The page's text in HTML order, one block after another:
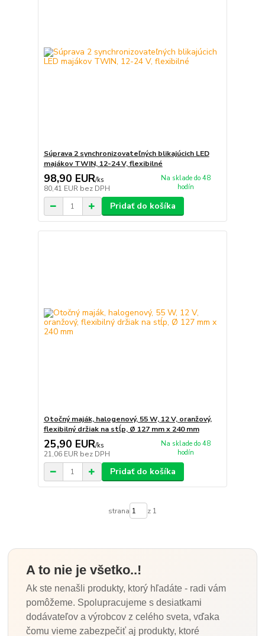
Súprava 2 synchronizovateľných blikajúcich LED
majákov TWIN, 12-24 V, flexibilné
98,90 EUR/ks
80,41 EUR bez DPH
Na sklade do 48
hodín
Pridať do košíka
Otočný maják, halogenový, 55 W, 12 V, oranžový,
flexibilný držiak na stĺp, Ø 127 mm x 240 mm
25,90 EUR/ks
21,06 EUR bez DPH
Na sklade do 48
hodín
Pridať do košíka
strana z 1
A to nie je všetko..!
Ak ste nenašli produkty, ktorý hľadáte - radi vám
pomôžeme. Spolupracujeme s desiatkami
dodávateľov a výrobcov z celého sveta, vďaka
čomu vieme zabezpečiť aj produkty, ktoré